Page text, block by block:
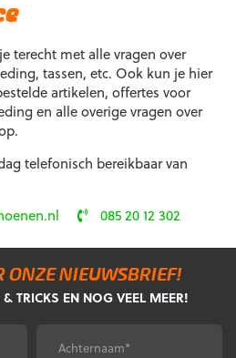
terecht met alle vragen over
tassen, etc. Ook kun je hier
artikelen, offertes voor
en alle overige vragen over
telefonisch bereikbaar van
085 20 12 302
ONZE NIEUWSBRIEF!
TRICKS EN NOG VEEL MEER!
Achternaam*